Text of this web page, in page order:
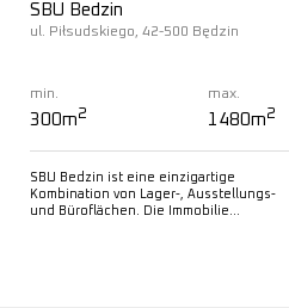
SBU Bedzin
ul. Piłsudskiego, 42-500 Będzin
min.
300m2
max.
1480m2
SBU Bedzin ist eine einzigartige
Kombination von Lager-, Ausstellungs-
und Büroflächen. Die Immobilie...